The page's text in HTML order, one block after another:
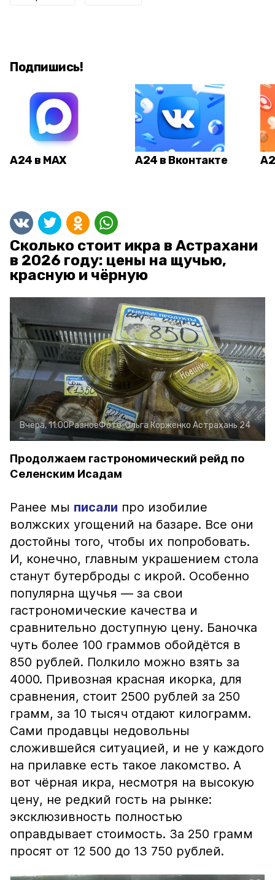
Подпишись!
А24 в MAX А24 в Вконтакте
Сколько стоит икра в Астрахани
в 2026 году: цены на щучью,
красную и чёрную
Вчера, 11:00РазноеФото:Ольга Корженко Астрахань 24
Продолжаем гастрономический рейд по
Селенским Исадам
Ранее мы писали про изобилие
волжских угощений на базаре. Все они
достойны того, чтобы их попробовать.
И, конечно, главным украшением стола
станут бутерброды с икрой. Особенно
популярна щучья — за свои
гастрономические качества и
сравнительно доступную цену. Баночка
чуть более 100 граммов обойдётся в
850 рублей. Полкило можно взять за
4000. Привозная красная икорка, для
сравнения, стоит 2500 рублей за 250
грамм, за 10 тысяч отдают килограмм.
Сами продавцы недовольны
сложившейся ситуацией, и не у каждого
на прилавке есть такое лакомство. А
вот чёрная икра, несмотря на высокую
цену, не редкий гость на рынке:
эксклюзивность полностью
оправдывает стоимость. За 250 грамм
просят от 12 500 до 13 750 рублей.